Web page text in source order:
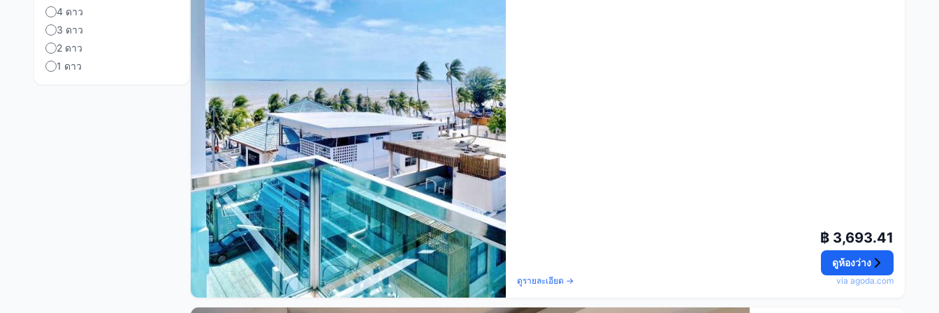
4 ดาว
3 ดาว
2 ดาว
1 ดาว
ดูรายละเอียด →
฿ 3,693.41
ดูห้องว่าง
via agoda.com